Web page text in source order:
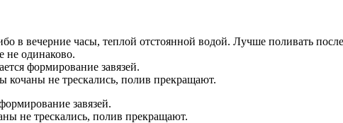
в вечерние часы, теплой отстоянной водой. Лучше поливать
не одинаково.
формирование завязей.
кочаны не трескались, полив прекращают.
завязей.
не трескались, полив прекращают.